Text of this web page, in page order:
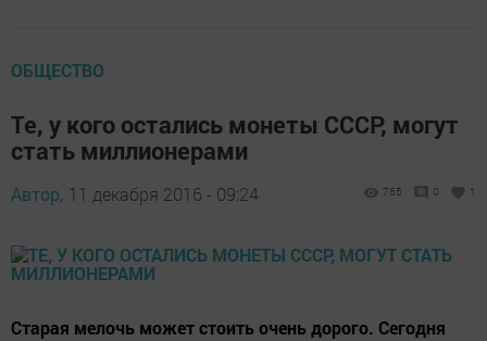
ОБЩЕСТВО
Те, у кого остались монеты СССР, могут
стать миллионерами
Автор, 11 декабря 2016 - 09:24 765 0 1
Старая мелочь может стоить очень дорого. Сегодня